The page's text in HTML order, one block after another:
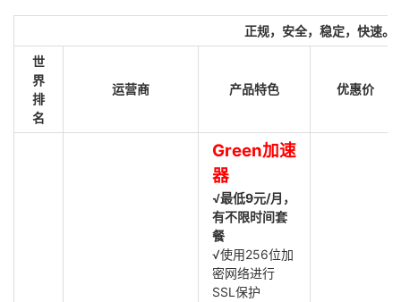
正规，安全，稳定，快速。
世
界
排
名
运营商 产品特色 优惠价
Green加速
器
√最低9元/月，
有不限时间套
餐
√使用256位加
密网络进行
SSL保护